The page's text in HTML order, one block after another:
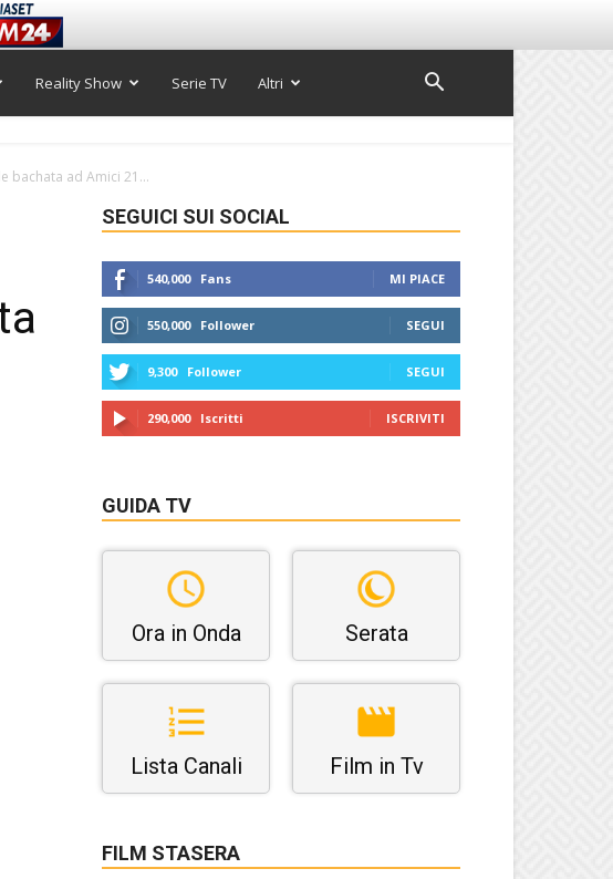
Reality Show Serie TV Altri
bachata ad Amici 21...
SEGUICI SUI SOCIAL
540,000 Fans MI PIACE
550,000 Follower SEGUI
9,300 Follower SEGUI
290,000 Iscritti ISCRIVITI
GUIDA TV
Ora in Onda Serata
Lista Canali Film in Tv
FILM STASERA